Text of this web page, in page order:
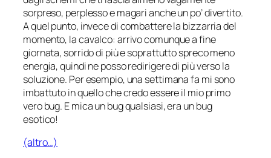
sorpreso, perplesso e magari anche un po’ divertito.
A quel punto, invece di combattere la bizzarria del
momento, la cavalco: arrivo comunque a fine
giornata, sorrido di più e soprattutto spreco meno
energia, quindi ne posso redirigere di più verso la
soluzione. Per esempio, una settimana fa mi sono
imbattuto in quello che credo essere il mio primo
vero bug. E mica un bug qualsiasi, era un bug
esotico!
(altro…)